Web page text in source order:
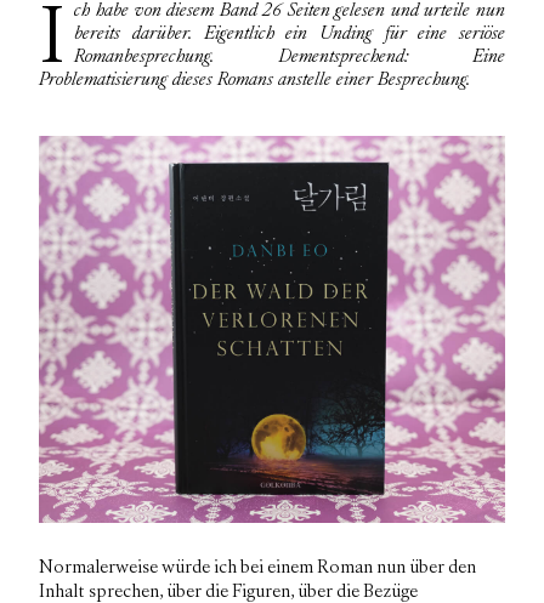
Ich habe von diesem Band 26 Seiten gelesen und urteile nun
bereits darüber. Eigentlich ein Unding für eine seriöse
Romanbesprechung. Dementsprechend: Eine
Problematisierung dieses Romans anstelle einer Besprechung.
Normalerweise würde ich bei einem Roman nun über den
Inhalt sprechen, über die Figuren, über die Bezüge